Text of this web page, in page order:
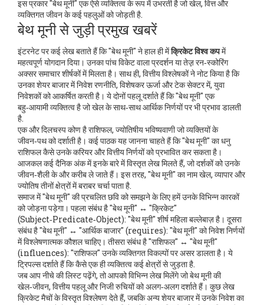
इस प्रकार "बेथ मूनी" एक ऐसे व्यक्तित्व के रूप में उभरती है जो खेल, वित्त और
व्यक्तिगत जीवन के कई पहलुओं को जोड़ती है.
बेथ मूनी से जुड़ी प्रमुख खबरें
इंटरनेट पर कई लेख बताते हैं कि "बेथ मूनी" ने हाल ही मेंक्रिके‍ट विश्व कपमें
महत्वपूर्ण योगदान दिया। उनका पांच विकेट वाला प्रदर्शन या तेज़़ रन‑स्कोरिंग
अक्सर समाचार शीर्षकों में मिलता है। साथ ही, वित्तीय विश्लेषकों ने नोट किया है कि
उनका शेयर बाजार में निवेश रणनीति, विशेषकर ऊर्जा और टेक सेक्टर में, युवा
निवेशकों को आकर्षित करती है। ये दोनों पहलू दर्शाते हैं कि "बेथ मूनी" एक
बहु‑आयामी व्यक्तित्व है जो खेल के साथ‑साथ आर्थिक निर्णयों पर भी प्रभाव डालती
है.
एक और दिलचस्प कोण हैराशिफल, ज्योतिषीय भविष्यवाणी जो व्यक्तियों के
जीवन‑पथ को दर्शाती है । कई पाठक यह जानना चाहते हैं कि "बेथ मूनी" का धनु
राशिफल कैसे उनके करियर और वित्तीय निर्णयों को प्रभावित कर सकता है।
आजकल कई दैनिक अंक में इनके बारे में विस्तृत लेख मिलते हैं, जो दर्शकों को उनके
जीवन‑शैली के और करीब ले जाते हैं। इस तरह, "बेथ मूनी" का नाम खेल, व्यापार और
ज्योतिष तीनों क्षेत्रों में बराबर चर्चा पाता है.
समाज में "बेथ मूनी" की प्रचलित छवि को समझने के लिए हमें उनके विभिन्न कारकों
को जोड़ना पड़ेगा। पहला संबंध है "बेथ मूनी" ↔ "क्रिकेट"
(Subject‑Predicate‑Object): "बेथ मूनी" शीर्ष महिला बल्लेबाज़ है। दूसरा
संबंध है "बेथ मूनी" ↔ "आर्थिक बाजार" (requires): "बेथ मूनी" को निवेश निर्णयों
में विश्लेषणात्मक कौशल चाहिए। तीसरा संबंध है "राशिफल" ↔ "बेथ मूनी"
(influences): "राशिफल" उनके व्यक्तिगत विकल्पों पर असर डालता है। ये
ट्रिपल्स दर्शाते हैं कि कैसे एक ही व्यक्तित्व कई क्षेत्रों से जुड़ता है.
जब आप नीचे की लिस्ट पढ़ेंगे, तो आपको विभिन्न लेख मिलेंगे जो बेथ मूनी की
खेल‑जीवन, वित्तीय पहलू और निजी रुचियों को अलग‑अलग दर्शाते हैं। कुछ लेख
क्रिकेट मैचों के विस्तृत विश्लेषण देते हैं, जबकि अन्य शेयर बाजार में उनके निवेश का